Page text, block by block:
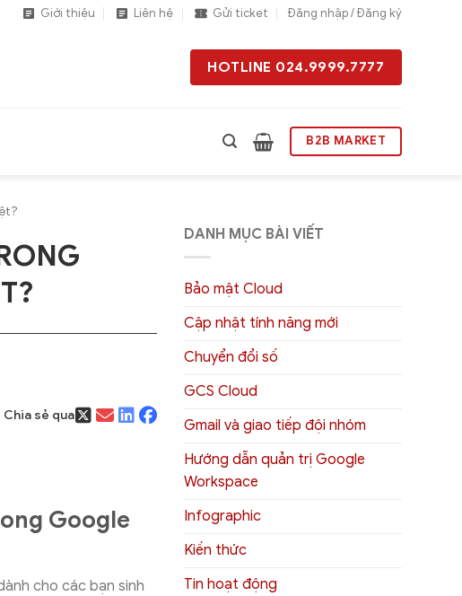
Giới thiệu Liên hệ Gửi ticket Đăng nhập / Đăng ký
HOTLINE 024.9999.7777
B2B MARKET
Chia sẻ qua
Google
cho các bạn sinh
DANH MỤC BÀI VIẾT
Bảo mật Cloud
Cập nhật tính năng mới
Chuyển đổi số
GCS Cloud
Gmail và giao tiếp đội nhóm
Hướng dẫn quản trị Google
Workspace
Infographic
Kiến thức
Tin hoạt động